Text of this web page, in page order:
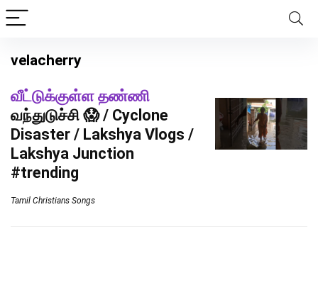
velacherry
வீட்டுக்குள்ள தண்ணி
வந்துடுச்சி 😱 / Cyclone
Disaster / Lakshya Vlogs /
Lakshya Junction
#trending
Tamil Christians Songs